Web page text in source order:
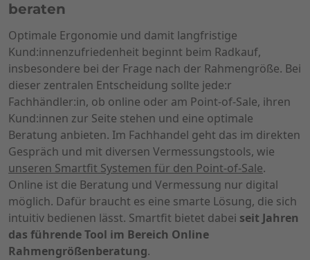
beraten
Optimale Ergonomie und damit langfristige
Kund:innenzufriedenheit beginnt beim Radkauf,
insbesondere bei der Frage nach der Rahmengröße. Bei
dieser zentralen Entscheidung sollte jede:r
Fachhändler:in, ob online oder am Point-of-Sale, ihren
Kund:innen zur Seite stehen und eine optimale
Beratung anbieten. Im Fachhandel geht das im direkten
Gespräch und mit diversen Vermessungstools, wie
unseren Smartfit Systemen für den Point-of-Sale.
Online ist die Beratung und Vermessung nur digital
möglich. Dafür braucht es eine smarte Lösung, die sich
intuitiv bedienen lässt. Smartfit bietet dabei seit Jahren
das führendeTool im Bereich Online
Rahmengrößenberatung.